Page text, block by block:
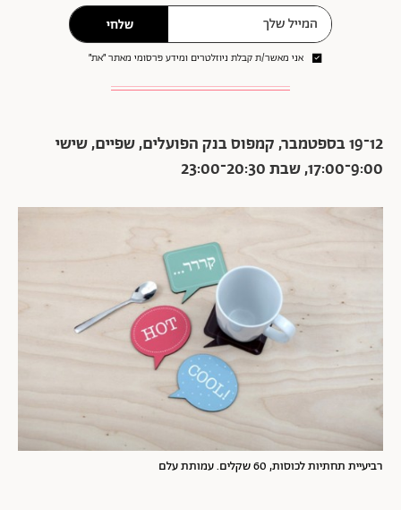
שלחי
אני מאשר/ת קבלת ניוזלטרים ומידע פרסומי מאתר ״את״
12־19 בספטמבר, קמפוס בנק הפועלים, שפיים, שישי
9:00־17:00, שבת 20:30־23:00
רביעיית תחתיות לכוסות, 60 שקלים. עמותת עלם